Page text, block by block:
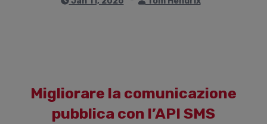
Migliorare la comunicazione
pubblica con l’API SMS